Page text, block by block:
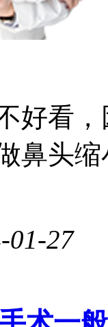
好看
鼻头
01-27